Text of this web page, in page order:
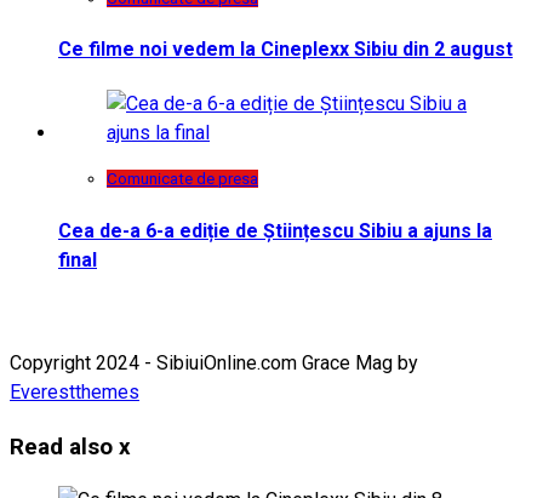
Ce filme noi vedem la Cineplexx Sibiu din 2 august
Comunicate de presa
Cea de-a 6-a ediție de Științescu Sibiu a ajuns la
final
Copyright 2024 - SibiuiOnline.com Grace Mag by
Everestthemes
Read also x